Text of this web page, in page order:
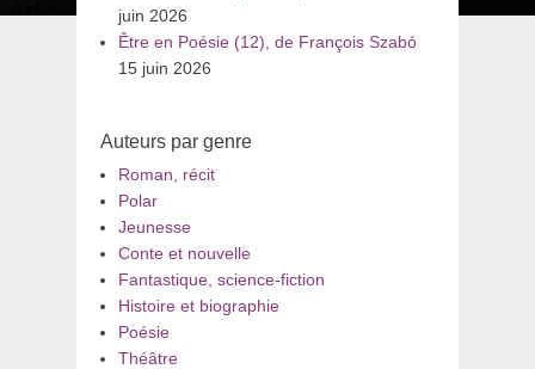
juin 2026
Être en Poésie (12), de François Szabó
15 juin 2026
Auteurs par genre
Roman, récit
Polar
Jeunesse
Conte et nouvelle
Fantastique, science-fiction
Histoire et biographie
Poésie
Théâtre